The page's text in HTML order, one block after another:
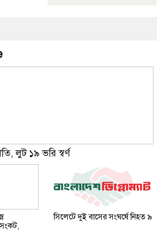
লুট ১৯ ভরি স্বর্ণ
সিলেটে দুই বাসের সংঘর্ষে নিহত ৯